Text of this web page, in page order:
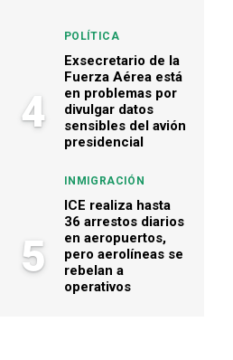
4
POLÍTICA
Exsecretario de la
Fuerza Aérea está
en problemas por
divulgar datos
sensibles del avión
presidencial
5
INMIGRACIÓN
ICE realiza hasta
36 arrestos diarios
en aeropuertos,
pero aerolíneas se
rebelan a
operativos